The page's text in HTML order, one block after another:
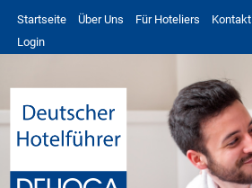
Startseite Über Uns Für Hoteliers
Kontakt
Login